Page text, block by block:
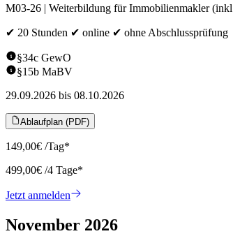
M03-26 | Weiterbildung für Immobilienmakler
✔ 20 Stunden ✔ online ✔ ohne Abschlussprüfung
§34c GewO
§15b MaBV
29.09.2026 bis 08.10.2026
Ablaufplan (PDF)
149,00€ /Tag*
499,00€ /4 Tage*
Jetzt anmelden
November 2026